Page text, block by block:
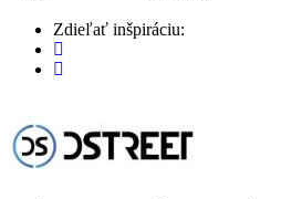
Zdieľať inšpiráciu: